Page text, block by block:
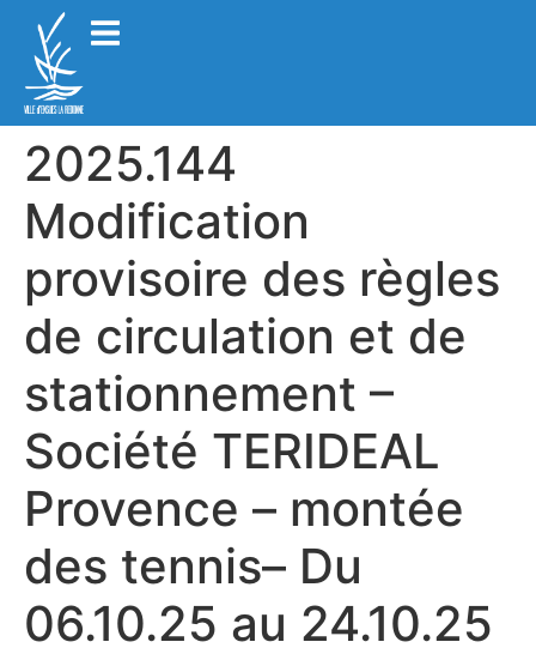
2025.144
Modification
provisoire des règles
de circulation et de
stationnement –
Société TERIDEAL
Provence – montée
des tennis– Du
06.10.25 au 24.10.25